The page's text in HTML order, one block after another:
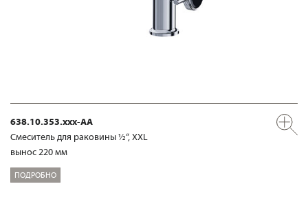
638.10.353.xxx-AA
Смеситель для раковины ½“, XXL
вынос 220 мм
ПОДРОБНО